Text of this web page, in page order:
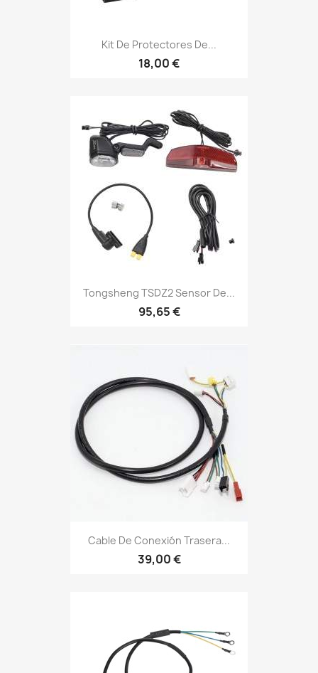
Kit De Protectores De...
18,00 €
Tongsheng TSDZ2 Sensor De...
95,65 €
Cable De Conexión Trasera...
39,00 €